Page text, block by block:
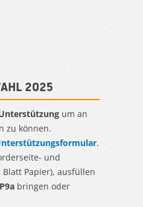
2025
um an
zu können.
.
und
Papier), ausfüllen
P9a bringen oder